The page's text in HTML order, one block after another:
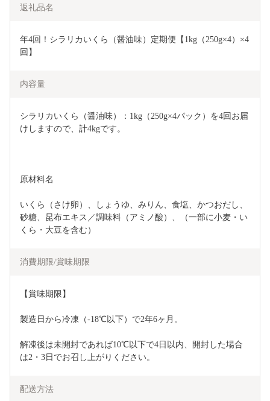
返礼品名
年4回！シラリカいくら（醤油味）定期便【1kg（250g×4）×4
回】
内容量
シラリカいくら（醤油味）：1kg（250g×4パック）を4回お届
けしますので、計4kgです。
原材料名
いくら（さけ卵）、しょうゆ、みりん、食塩、かつおだし、
砂糖、昆布エキス／調味料（アミノ酸）、（一部に小麦・い
くら・大豆を含む）
消費期限/賞味期限
【賞味期限】
製造日から冷凍（-18℃以下）で2年6ヶ月。
解凍後は未開封であれば10℃以下で4日以内、開封した場合
は2・3日でお召し上がりください。
配送方法